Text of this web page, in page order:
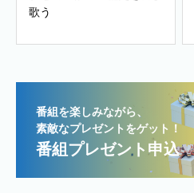
歌う
番組を楽しみながら、
素敵なプレゼントをゲット！
番組プレゼント申込